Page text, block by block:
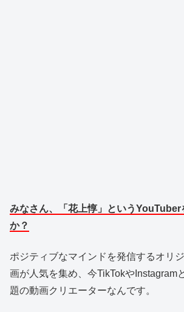
みなさん、「花上惇」というYouTuber
か？
ポジティブなマインドを発信するオリ
画が人気を集め、今TikTokやInstagram
題の動画クリエーターなんです。